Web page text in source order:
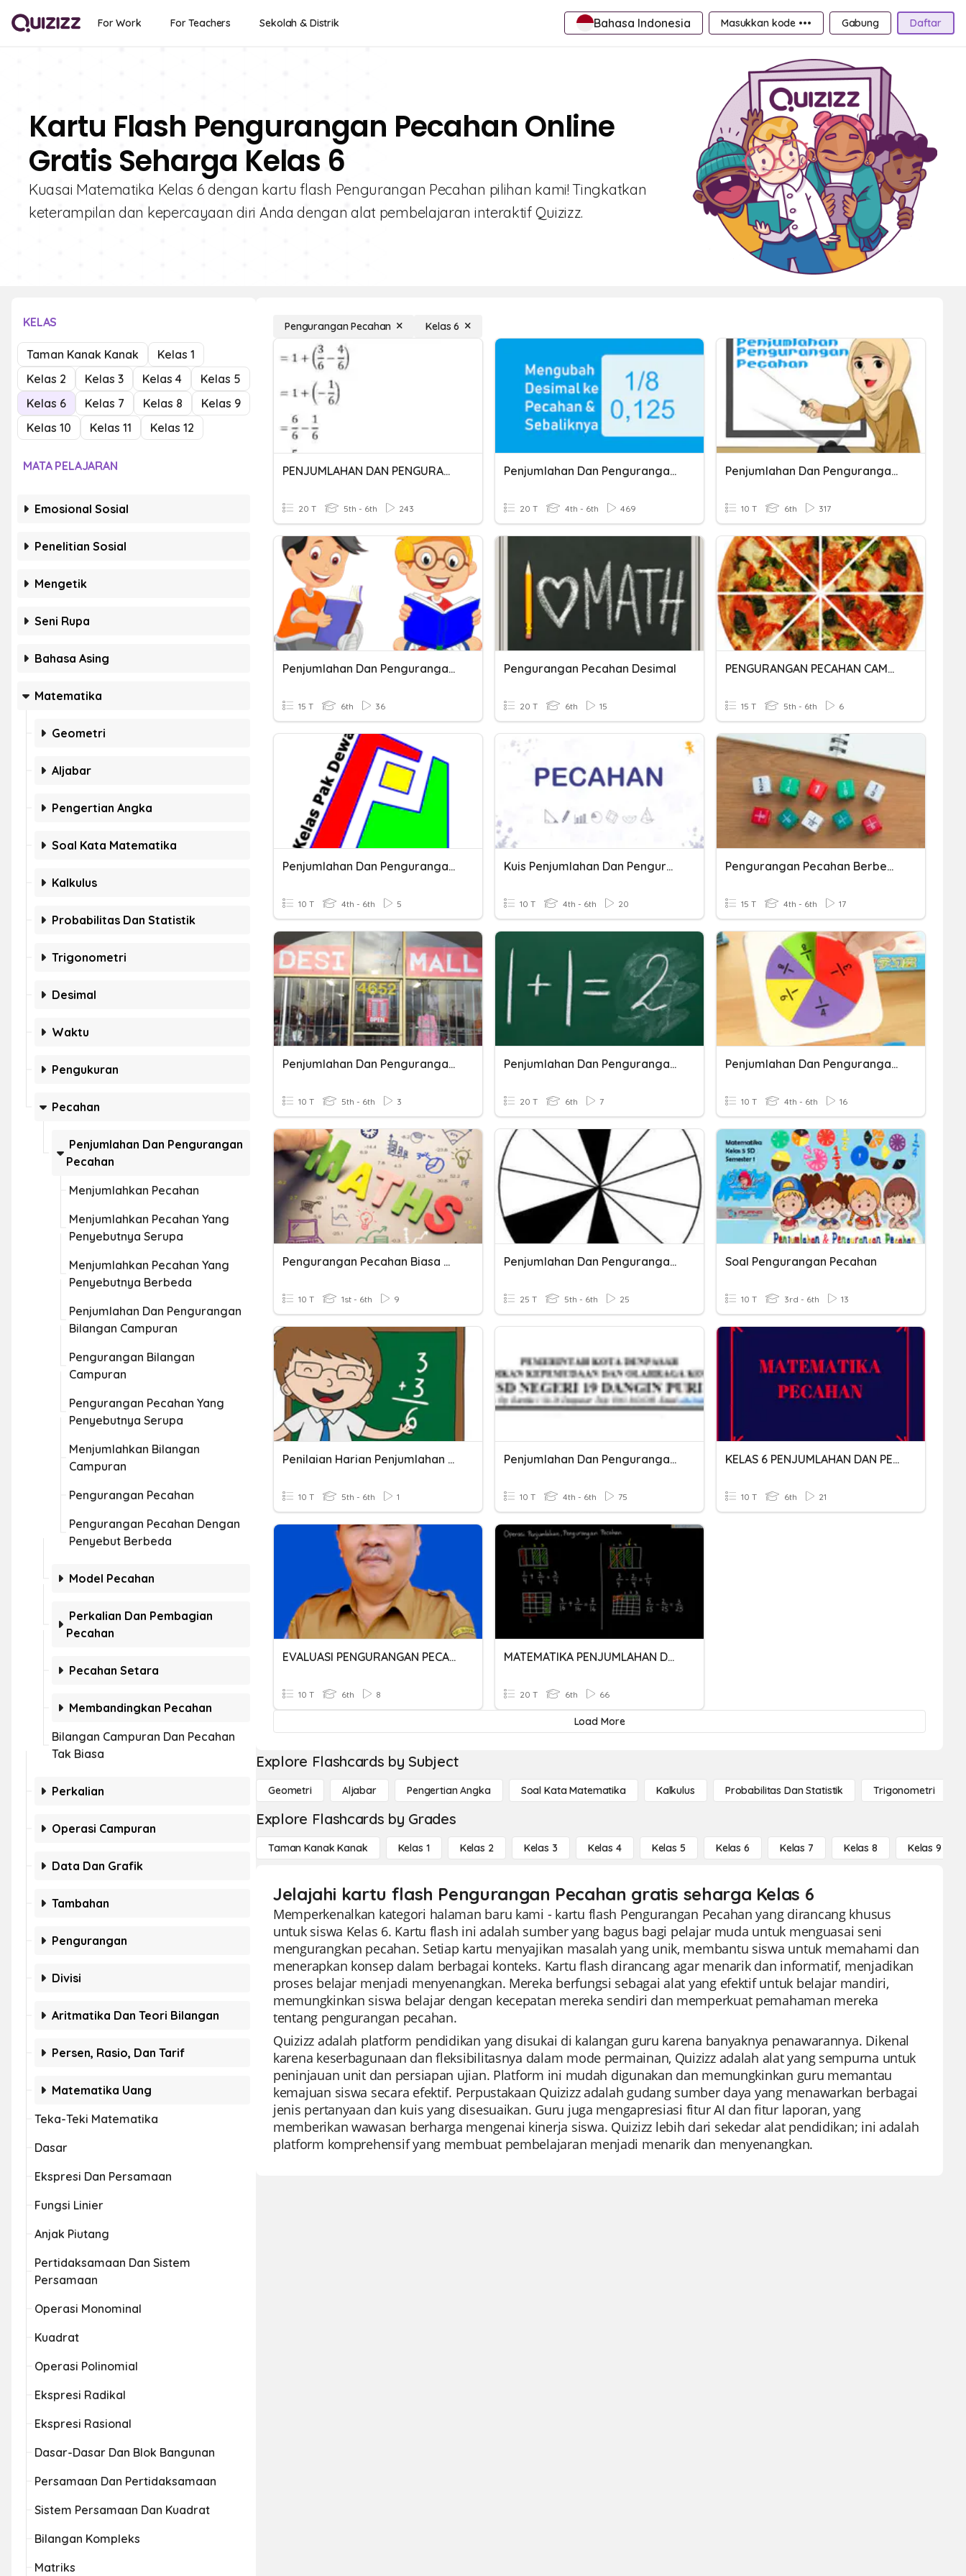
For Work For Teachers Sekolah & Distrik Bahasa Indonesia Masukkan kode ••• Gabung Daftar
Kartu Flash Pengurangan Pecahan Online
Gratis Seharga Kelas 6
Kuasai Matematika Kelas 6 dengan kartu flash Pengurangan Pecahan pilihan kami! Tingkatkan
keterampilan dan kepercayaan diri Anda dengan alat pembelajaran interaktif Quizizz.
KELAS
Taman Kanak Kanak
Kelas 1
Kelas 2
Kelas 3 Kelas 4
Kelas 5
Kelas 6
Kelas 7 Kelas 8
Kelas 9
Kelas 10
Kelas 11 Kelas 12
MATA PELAJARAN
Emosional Sosial
Penelitian Sosial
Mengetik
Seni Rupa
Bahasa Asing
Matematika
Geometri
Aljabar
Pengertian Angka
Soal Kata Matematika
Kalkulus
Probabilitas Dan Statistik
Trigonometri
Desimal
Waktu
Pengukuran
Pecahan
Penjumlahan Dan Pengurangan
Pecahan
Menjumlahkan Pecahan
Menjumlahkan Pecahan Yang
Penyebutnya Serupa
Menjumlahkan Pecahan Yang
Penyebutnya Berbeda
Penjumlahan Dan Pengurangan
Bilangan Campuran
Pengurangan Bilangan
Campuran
Pengurangan Pecahan Yang
Penyebutnya Serupa
Menjumlahkan Bilangan
Campuran
Pengurangan Pecahan
Pengurangan Pecahan Dengan
Penyebut Berbeda
Model Pecahan
Perkalian Dan Pembagian
Pecahan
Pecahan Setara
Membandingkan Pecahan
Bilangan Campuran Dan Pecahan
Tak Biasa
Perkalian
Operasi Campuran
Data Dan Grafik
Tambahan
Pengurangan
Divisi
Aritmatika Dan Teori Bilangan
Persen, Rasio, Dan Tarif
Matematika Uang
Teka-Teki Matematika
Dasar
Ekspresi Dan Persamaan
Fungsi Linier
Anjak Piutang
Pertidaksamaan Dan Sistem
Persamaan
Operasi Monominal
Kuadrat
Operasi Polinomial
Ekspresi Radikal
Ekspresi Rasional
Dasar-Dasar Dan Blok Bangunan
Persamaan Dan Pertidaksamaan
Sistem Persamaan Dan Kuadrat
Bilangan Kompleks
Matriks
Pengurangan Pecahan Kelas 6
PENJUMLAHAN DAN PENGURANGAN PECAHAN
20 T 5th - 6th 243
Penjumlahan Dan Pengurangan Pecahan Desimal
20 T 4th - 6th 469
Penjumlahan Dan Pengurangan Pecahan
10 T 6th 317
Penjumlahan Dan Pengurangan Pecahan
15 T 6th 36
Pengurangan Pecahan Desimal
20 T 6th 15
PENGURANGAN PECAHAN CAMPURAN
15 T 5th - 6th 6
Penjumlahan Dan Pengurangan Pecahan
10 T 4th - 6th 5
Kuis Penjumlahan Dan Pengurangan Pecahan
10 T 4th - 6th 20
Pengurangan Pecahan Berbeda Penyebut
15 T 4th - 6th 17
Penjumlahan Dan Pengurangan Pecahan
10 T 5th - 6th 3
Penjumlahan Dan Pengurangan Pecahan
20 T 6th 7
Penjumlahan Dan Pengurangan Pecahan
10 T 4th - 6th 16
Pengurangan Pecahan Biasa Dan Campuran
10 T 1st - 6th 9
Penjumlahan Dan Pengurangan Pecahan Biasa
25 T 5th - 6th 25
Soal Pengurangan Pecahan
10 T 3rd - 6th 13
Penilaian Harian Penjumlahan Dan Pengurangan Pecahan
10 T 5th - 6th 1
Penjumlahan Dan Pengurangan Pecahan Biasa
10 T 4th - 6th 75
KELAS 6 PENJUMLAHAN DAN PENGURANGAN PECAHAN BIASA
10 T 6th 21
EVALUASI PENGURANGAN PECAHAN MATEMATIKA KELAS 6
10 T 6th 8
MATEMATIKA PENJUMLAHAN DAN PENGURANGAN PECAHAN KELAS 6
20 T 6th 66
Load More
Explore Flashcards by Subject
Geometri Aljabar Pengertian Angka Soal Kata Matematika Kalkulus Probabilitas Dan Statistik Trigonometri
Explore Flashcards by Grades
Taman Kanak Kanak Kelas 1 Kelas 2 Kelas 3 Kelas 4 Kelas 5 Kelas 6 Kelas 7 Kelas 8 Kelas 9
Jelajahi kartu flash Pengurangan Pecahan gratis seharga Kelas 6
Memperkenalkan kategori halaman baru kami - kartu flash Pengurangan Pecahan yang dirancang khusus
untuk siswa Kelas 6. Kartu flash ini adalah sumber yang bagus bagi pelajar muda untuk menguasai seni
mengurangkan pecahan. Setiap kartu menyajikan masalah yang unik, membantu siswa untuk memahami dan
menerapkan konsep dalam berbagai konteks. Kartu flash dirancang agar menarik dan informatif, menjadikan
proses belajar menjadi menyenangkan. Mereka berfungsi sebagai alat yang efektif untuk belajar mandiri,
memungkinkan siswa belajar dengan kecepatan mereka sendiri dan memperkuat pemahaman mereka
tentang pengurangan pecahan.
Quizizz adalah platform pendidikan yang disukai di kalangan guru karena banyaknya penawarannya. Dikenal
karena keserbagunaan dan fleksibilitasnya dalam mode permainan, Quizizz adalah alat yang sempurna untuk
peninjauan unit dan persiapan ujian. Platform ini mudah digunakan dan memungkinkan guru memantau
kemajuan siswa secara efektif. Perpustakaan Quizizz adalah gudang sumber daya yang menawarkan berbagai
jenis pertanyaan dan kuis yang disesuaikan. Guru juga mengapresiasi fitur AI dan fitur laporan, yang
memberikan wawasan berharga mengenai kinerja siswa. Quizizz lebih dari sekedar alat pendidikan; ini adalah
platform komprehensif yang membuat pembelajaran menjadi menarik dan menyenangkan.